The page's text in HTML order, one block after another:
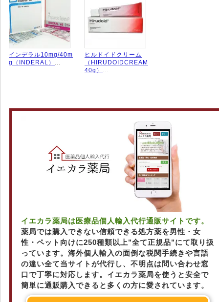
インデラル10mg/40m
g（INDERAL） ...
ヒルドイドクリーム
（HIRUDOIDCREAM
40g） ...
イエカラ薬局は医療品個人輸入代行通販サイトです。
薬局では購入できない信頼できる処方薬を男性・女
性・ペット向けに250種類以上"全て正規品"にて取り扱
っています。海外個人輸入の面倒な税関手続きや言語
の違い全て当サイトが代行し、不明点は問い合わせ窓
口で丁寧に対応します。イエカラ薬局を使うと安全で
簡単に通販購入できると多くの方に愛されています。